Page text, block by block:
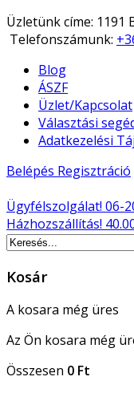
Üzletünk címe:
Telefonszámunk:
Blog
ÁSZF
Üzlet/Kapcsolat
Választási
Adatkezelési
Belépés Regisztráció
Ügyfélszolgálat! 06-
Házhozszállítás!
Kosár
A kosara még üres
Az Ön kosara még
Összesen 0 Ft